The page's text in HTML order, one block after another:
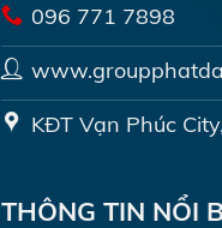
096 771 7898
KĐT Vạn Phúc
THÔNG TIN NỔI